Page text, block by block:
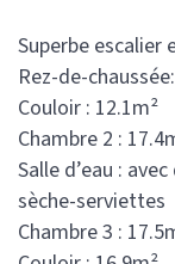
Superbe escalier
Rez-de-chaussée:
Couloir : 12.1m²
Chambre 2 :
Salle d’eau :
sèche-serviettes
Chambre 3 :